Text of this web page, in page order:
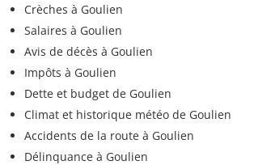
Crèches à Goulien
Salaires à Goulien
Avis de décès à Goulien
Impôts à Goulien
Dette et budget de Goulien
Climat et historique météo de Goulien
Accidents de la route à Goulien
Délinquance à Goulien